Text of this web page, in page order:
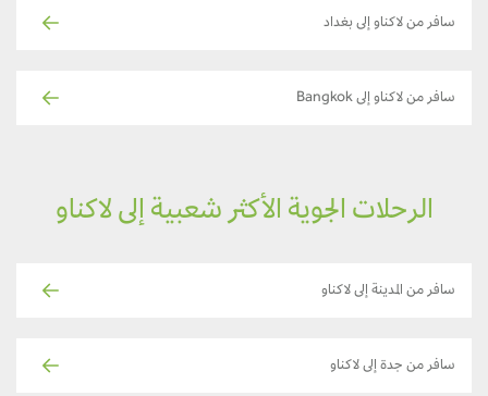
سافر من لاكناو إلى بغداد
سافر من لاكناو إلى Bangkok
الرحلات الجوية الأكثر شعبية إلى لاكناو
سافر من المدينة إلى لاكناو
سافر من جدة إلى لاكناو